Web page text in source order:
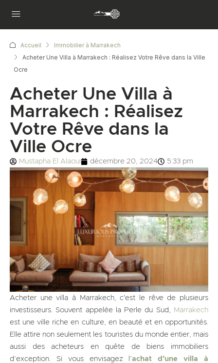
Accueil
Immobilier à Marrakech
Acheter Une Villa à Marrakech : Réalisez Votre Rêve dans la Ville
Ocre
Acheter Une Villa à
Marrakech : Réalisez
Votre Rêve dans la
Ville Ocre
Mustapha El Alaoui décembre 20, 2024 5:33 pm
Acheter une villa à Marrakech, c'est le rêve de plusieurs
investisseurs. Souvent appelée la Perle du Sud, Marrakech
est une ville riche en culture, en beauté et en opportunités.
Elle attire non seulement les touristes du monde entier, mais
aussi des acheteurs en quête de biens immobiliers
d’exception. Si vous envisagez l’achat d’une villa à